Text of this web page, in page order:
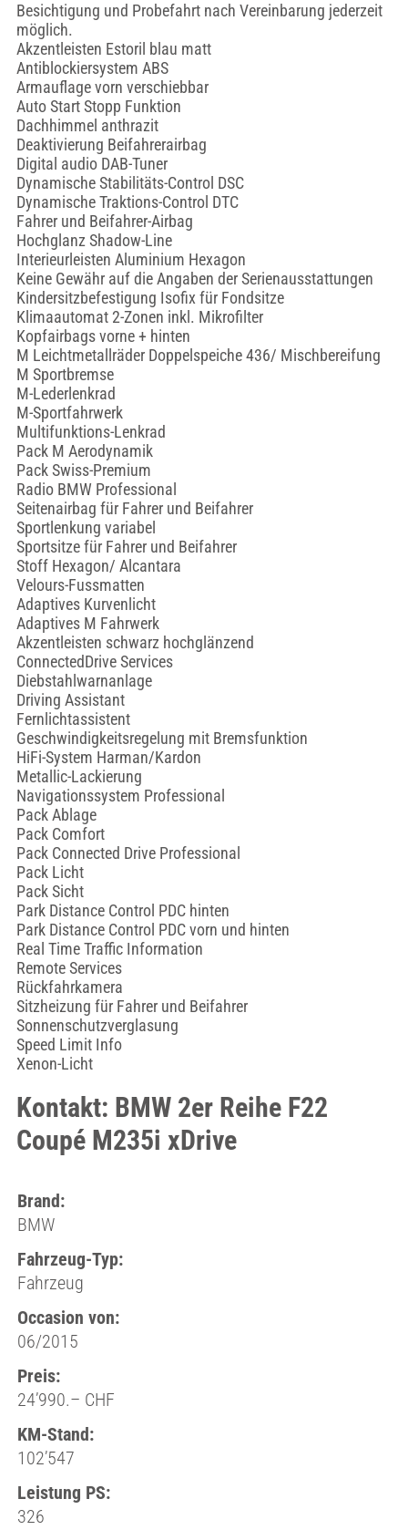
Besichtigung und Probefahrt nach Vereinbarung jederzeit
möglich.
Akzentleisten Estoril blau matt
Antiblockiersystem ABS
Armauflage vorn verschiebbar
Auto Start Stopp Funktion
Dachhimmel anthrazit
Deaktivierung Beifahrerairbag
Digital audio DAB-Tuner
Dynamische Stabilitäts-Control DSC
Dynamische Traktions-Control DTC
Fahrer und Beifahrer-Airbag
Hochglanz Shadow-Line
Interieurleisten Aluminium Hexagon
Keine Gewähr auf die Angaben der Serienausstattungen
Kindersitzbefestigung Isofix für Fondsitze
Klimaautomat 2-Zonen inkl. Mikrofilter
Kopfairbags vorne + hinten
M Leichtmetallräder Doppelspeiche 436/ Mischbereifung
M Sportbremse
M-Lederlenkrad
M-Sportfahrwerk
Multifunktions-Lenkrad
Pack M Aerodynamik
Pack Swiss-Premium
Radio BMW Professional
Seitenairbag für Fahrer und Beifahrer
Sportlenkung variabel
Sportsitze für Fahrer und Beifahrer
Stoff Hexagon/ Alcantara
Velours-Fussmatten
Adaptives Kurvenlicht
Adaptives M Fahrwerk
Akzentleisten schwarz hochglänzend
ConnectedDrive Services
Diebstahlwarnanlage
Driving Assistant
Fernlichtassistent
Geschwindigkeitsregelung mit Bremsfunktion
HiFi-System Harman/Kardon
Metallic-Lackierung
Navigationssystem Professional
Pack Ablage
Pack Comfort
Pack Connected Drive Professional
Pack Licht
Pack Sicht
Park Distance Control PDC hinten
Park Distance Control PDC vorn und hinten
Real Time Traffic Information
Remote Services
Rückfahrkamera
Sitzheizung für Fahrer und Beifahrer
Sonnenschutzverglasung
Speed Limit Info
Xenon-Licht
Kontakt: BMW 2er Reihe F22
Coupé M235i xDrive
Brand:
BMW
Fahrzeug-Typ:
Fahrzeug
Occasion von:
06/2015
Preis:
24’990.– CHF
KM-Stand:
102’547
Leistung PS:
326